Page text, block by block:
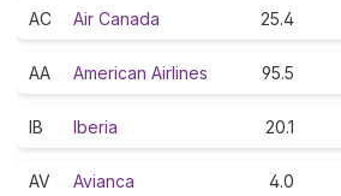
AC Air Canada 25.4
AA American Airlines 95.5
IB Iberia 20.1
AV Avianca 4.0